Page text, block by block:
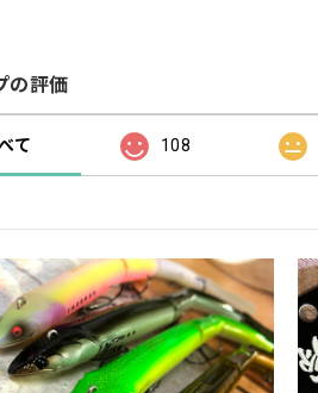
の評価
て 108